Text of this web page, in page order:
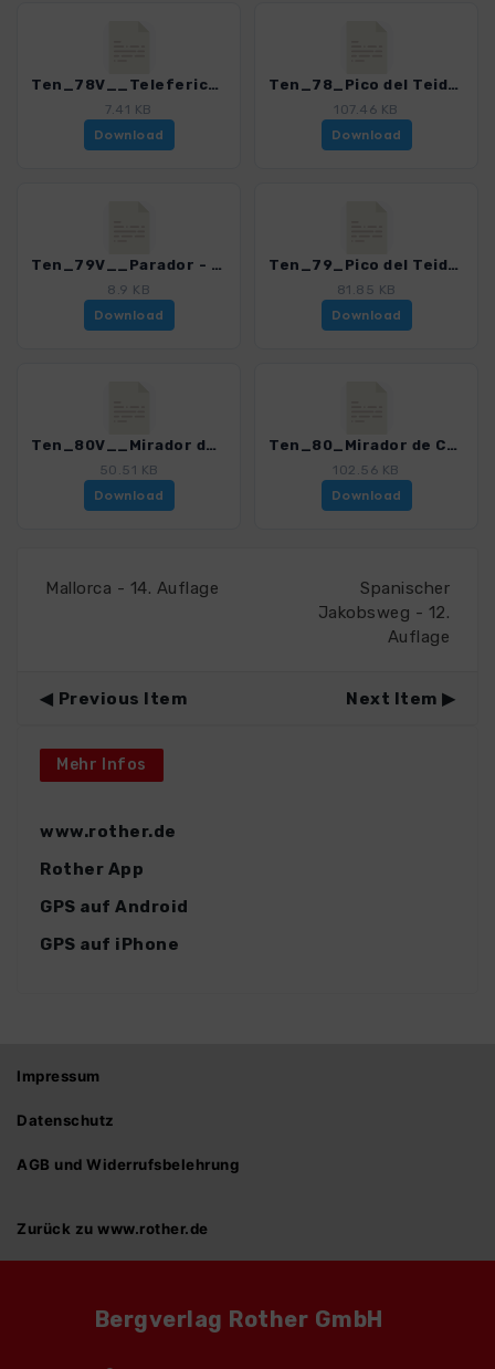
Ten_78V__Teleferico - Parking Montana Blanca_4016_15.gpx
7.41 KB
Download
Ten_78_Pico del Teide_4016_15.gpx
107.46 KB
Download
Ten_79V__Parador - Teleferico_4016_15.gpx
8.9 KB
Download
Ten_79_Pico del Teide - Pico Viejo_4016_15.gpx
81.85 KB
Download
Ten_80V__Mirador de Chio - Pico Viejo - Boca Tauce_4016_15.gpx
50.51 KB
Download
Ten_80_Mirador de Chio - Pico Viejo_4016_15.gpx
102.56 KB
Download
Mallorca - 14. Auflage
Spanischer
Jakobsweg - 12.
Auflage
Previous Item Next Item
Mehr Infos
www.rother.de
Rother App
GPS auf Android
GPS auf iPhone
Impressum
Datenschutz
AGB und Widerrufsbelehrung
Zurück zu www.rother.de
Bergverlag Rother GmbH